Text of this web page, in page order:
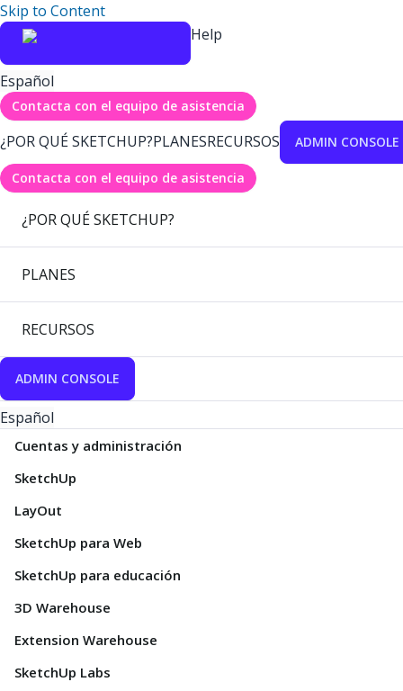
Skip to Content
Help
Español
Contacta con el equipo de asistencia
¿POR QUÉ SKETCHUP?PLANESRECURSOS ADMIN CONSOLE
Contacta con el equipo de asistencia
¿POR QUÉ SKETCHUP?
PLANES
RECURSOS
ADMIN CONSOLE
Español
Cuentas y administración
SketchUp
LayOut
SketchUp para Web
SketchUp para educación
3D Warehouse
Extension Warehouse
SketchUp Labs